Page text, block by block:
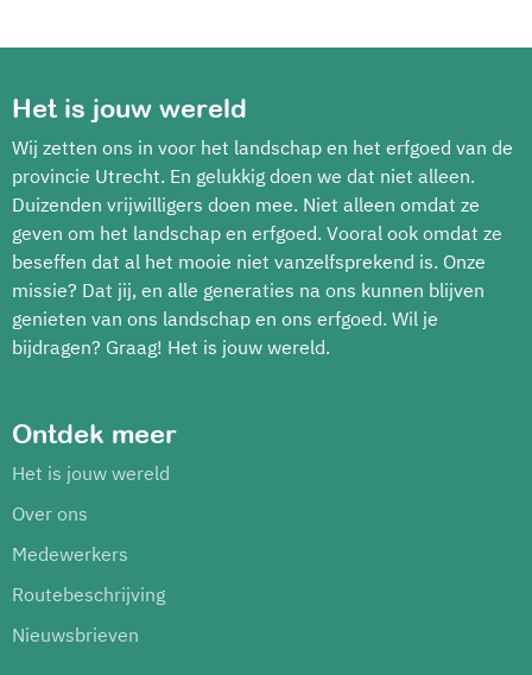
Het is jouw wereld
Wij zetten ons in voor het landschap en het erfgoed van de
provincie Utrecht. En gelukkig doen we dat niet alleen.
Duizenden vrijwilligers doen mee. Niet alleen omdat ze
geven om het landschap en erfgoed. Vooral ook omdat ze
beseffen dat al het mooie niet vanzelfsprekend is. Onze
missie? Dat jij, en alle generaties na ons kunnen blijven
genieten van ons landschap en ons erfgoed. Wil je
bijdragen? Graag! Het is jouw wereld.
Ontdek meer
Het is jouw wereld
Over ons
Medewerkers
Routebeschrijving
Nieuwsbrieven